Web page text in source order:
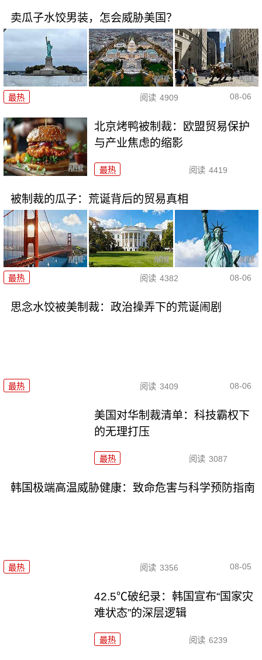
卖瓜子水饺男装，怎会威胁美国？
最热 阅读 4909 08-06
北京烤鸭被制裁：欧盟贸易保护
与产业焦虑的缩影
最热 阅读 4419
被制裁的瓜子：荒诞背后的贸易真相
最热 阅读 4382 08-06
思念水饺被美制裁：政治操弄下的荒诞闹剧
最热 阅读 3409 08-06
美国对华制裁清单：科技霸权下
的无理打压
最热 阅读 3087
韩国极端高温威胁健康：致命危害与科学预防指南
最热 阅读 3356 08-05
42.5℃破纪录：韩国宣布“国家灾
难状态”的深层逻辑
最热 阅读 6239